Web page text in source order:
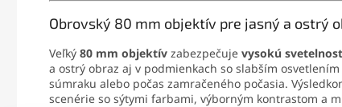
Obrovský 80 mm objektív pre jasný a ostrý
Veľký 80 mm objektív zabezpečuje vysokú svetelnosť
a ostrý obraz aj v podmienkach so slabším
súmraku alebo počas zamračeného počasia.
scenérie so sýtymi farbami, výborným kontrastom a